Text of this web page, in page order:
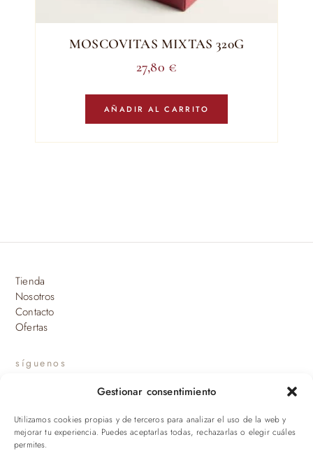
Gestionar consentimiento
Utilizamos cookies propias y de terceros para analizar el uso de la web y
mejorar tu experiencia. Puedes aceptarlas todas, rechazarlas o elegir cuáles
permites.
MOSCOVITAS MIXTAS 320G
27,80 €
AÑADIR AL CARRITO
Tienda
Nosotros
Contacto
Ofertas
síguenos
suscríbete a nuestras novedades